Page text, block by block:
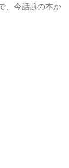
、今話題の本か